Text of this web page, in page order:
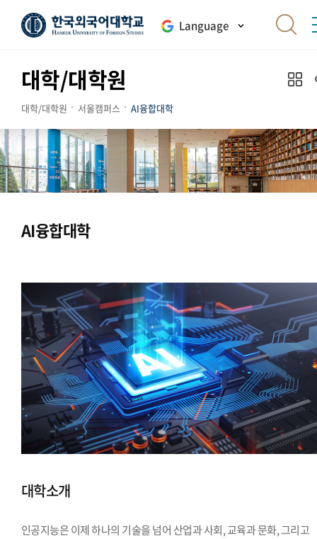
Language
대학/대학원
대학/대학원 서울캠퍼스 AI융합대학
AI융합대학
대학소개
인공지능은 이제 하나의 기술을 넘어 산업과 사회, 교육과 문화, 그리고